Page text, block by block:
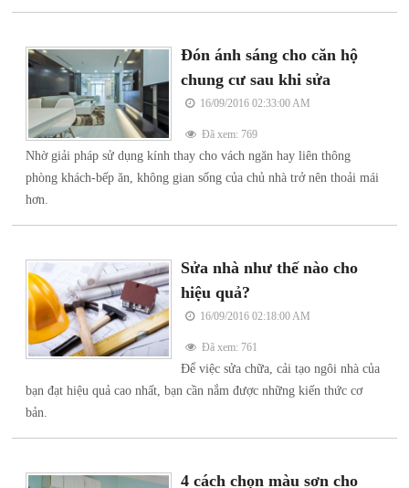
Đón ánh sáng cho căn hộ
chung cư sau khi sửa
16/09/2016 02:33:00 AM
Đã xem: 769
Nhờ giải pháp sử dụng kính thay cho vách ngăn hay liên thông
phòng khách-bếp ăn, không gian sống của chủ nhà trở nên thoải mái
hơn.
Sửa nhà như thế nào cho
hiệu quả?
16/09/2016 02:18:00 AM
Đã xem: 761
Để việc sửa chữa, cải tạo ngôi nhà của
bạn đạt hiệu quả cao nhất, bạn cần nắm được những kiến thức cơ
bản.
4 cách chọn màu sơn cho